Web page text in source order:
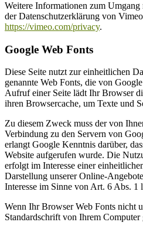
Weitere Informationen zum
der Datenschutzerklärung von
https://vimeo.com/privacy.
Google Web Fonts
Diese Seite nutzt zur einheitlichen
genannte Web Fonts, die von
Aufruf einer Seite lädt Ihr Browser
ihren Browsercache, um Texte und
Zu diesem Zweck muss der von
Verbindung zu den Servern von
erlangt Google Kenntnis darüber,
Website aufgerufen wurde. Die
erfolgt im Interesse einer
Darstellung unserer Online-
Interesse im Sinne von Art. 6 Abs.
Wenn Ihr Browser Web Fonts nicht
Standardschrift von Ihrem Computer